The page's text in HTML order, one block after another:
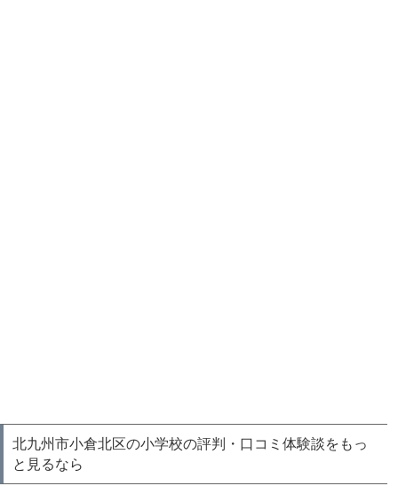
北九州市小倉北区の小学校の評判・口コミ体験談をもっ
と見るなら